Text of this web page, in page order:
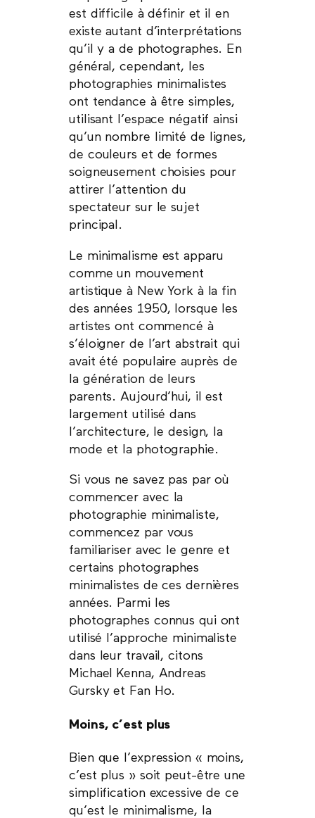
est difficile à définir et il en
existe autant d’interprétations
qu’il y a de photographes. En
général, cependant, les
photographies minimalistes
ont tendance à être simples,
utilisant l’espace négatif ainsi
qu’un nombre limité de lignes,
de couleurs et de formes
soigneusement choisies pour
attirer l’attention du
spectateur sur le sujet
principal.
Le minimalisme est apparu
comme un mouvement
artistique à New York à la fin
des années 1950, lorsque les
artistes ont commencé à
s’éloigner de l’art abstrait qui
avait été populaire auprès de
la génération de leurs
parents. Aujourd’hui, il est
largement utilisé dans
l’architecture, le design, la
mode et la photographie.
Si vous ne savez pas par où
commencer avec la
photographie minimaliste,
commencez par vous
familiariser avec le genre et
certains photographes
minimalistes de ces dernières
années. Parmi les
photographes connus qui ont
utilisé l’approche minimaliste
dans leur travail, citons
Michael Kenna, Andreas
Gursky et Fan Ho.
Moins, c’est plus
Bien que l’expression « moins,
c’est plus » soit peut-être une
simplification excessive de ce
qu’est le minimalisme, la